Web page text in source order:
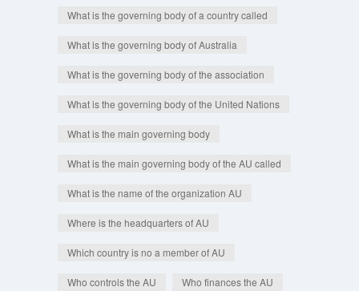
What is the governing body of a country called
What is the governing body of Australia
What is the governing body of the association
What is the governing body of the United Nations
What is the main governing body
What is the main governing body of the AU called
What is the name of the organization AU
Where is the headquarters of AU
Which country is no a member of AU
Who controls the AU Who finances the AU